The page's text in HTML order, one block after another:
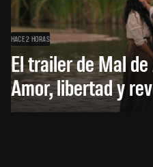
HACE 2 HORAS
El trailer de Mal
Amor, libertad y